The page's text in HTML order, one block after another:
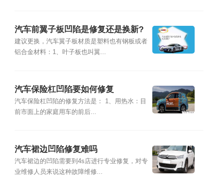
汽车前翼子板凹陷是修复还是换新?
建议更换，汽车翼子板材质是塑料也有钢板或者
铝合金材料：1、叶子板也叫翼...
汽车保险杠凹陷要如何修复
汽车保险杠凹陷的修复方法是： 1、用热水：目
前市面上的家庭用车的前后...
汽车裙边凹陷修复难吗
汽车裙边的凹陷需要到4s店进行专业修复，对专
业维修人员来说这种故障维修...